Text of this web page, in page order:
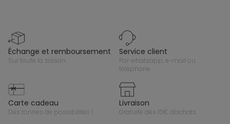
échange et remboursement
sur toute la saison
service client
par whatsapp, e-mail ou
téléphone
carte cadeau
des tonnes de possibilités !
livraison
gratuite dès 10€ d'achats